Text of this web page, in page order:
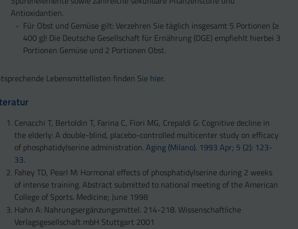
Antioxidantien.
Für Obst und Gemüse gilt: Verzehren Sie täglich insgesamt 5 Portionen (≥
400 g)! Die Deutsche Gesellschaft für Ernährung (DGE) empfiehlt hierbei 3
Portionen Gemüse und 2 Portionen Obst.
Lebensmittellisten finden Sie hier.
Cenacchi T, Bertoldin T, Farina C, Fiori MG, Crepaldi G: Cognitive decline in
the elderly: A double-blind, placebo-controlled multicenter study on efficacy
of phosphatidylserine administration.Aging (Milano). 1993 Apr; 5 (2): 123-
33.
Fahey TD, Pearl M: Hormonal effects of phosphatidylserine during 2 weeks
of intense training. Abstract submitted to national meeting of the American
College of Sports. Medicine; June 1998
Hahn A: Nahrungsergänzungsmittel. 214-218. Wissenschaftliche
Verlagsgesellschaft mbH Stuttgart 2001